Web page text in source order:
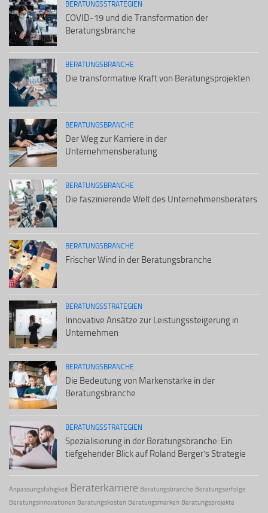
BERATUNGSSTRATEGIEN
COVID-19 und die Transformation der
Beratungsbranche
BERATUNGSBRANCHE
Die transformative Kraft von Beratungsprojekten
BERATUNGSBRANCHE
Der Weg zur Karriere in der
Unternehmensberatung
BERATUNGSBRANCHE
Die faszinierende Welt des Unternehmensberaters
BERATUNGSBRANCHE
Frischer Wind in der Beratungsbranche
BERATUNGSSTRATEGIEN
Innovative Ansätze zur Leistungssteigerung in
Unternehmen
BERATUNGSBRANCHE
Die Bedeutung von Markenstärke in der
Beratungsbranche
BERATUNGSSTRATEGIEN
Spezialisierung in der Beratungsbranche: Ein
tiefgehender Blick auf Roland Berger’s Strategie
Anpassungsfähigkeit Beraterkarriere Beratungsbranche Beratungserfolge
Beratungsinnovationen Beratungskosten Beratungsmarken Beratungsprojekte